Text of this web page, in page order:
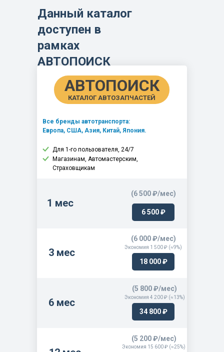
Данный каталог
доступен в
рамках
АВТОПОИСК
КАТАЛОГ АВТОЗАПЧАСТЕЙ
АВТОПОИСК
(6 500 ₽/мес)
6 500 ₽
(5 200 ₽/мес)
Экономия 15 600 ₽ (≈25%)
34 800 ₽
Экономия 4 200 ₽ (≈13%)
(5 800 ₽/мес)
Экономия 1 500 ₽ (≈9%)
(6 000 ₽/мес)
18 000 ₽
Все бренды автотранспорта:
Европа, США, Азия, Китай, Япония.
Магазинам, Автомастерским,
Страховщикам
Для 1-го пользователя, 24/7
1 мес
6 мес
3 мес